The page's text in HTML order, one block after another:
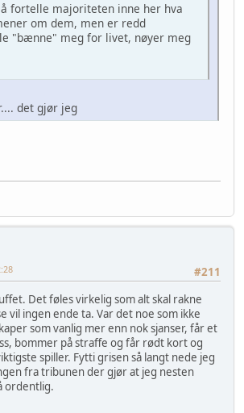
fortelle majoriteten inne her hva
om dem, men er redd
"bænne" meg for livet, nøyer meg
det gjør jeg
#211
Det føles virkelig som alt skal rakne
vil ingen ende ta. Var det noe som ikke
som vanlig mer enn nok sjanser, får et
bommer på straffe og får rødt kort og
spiller. Fytti grisen så langt nede jeg
fra tribunen der gjør at jeg nesten
ordentlig.